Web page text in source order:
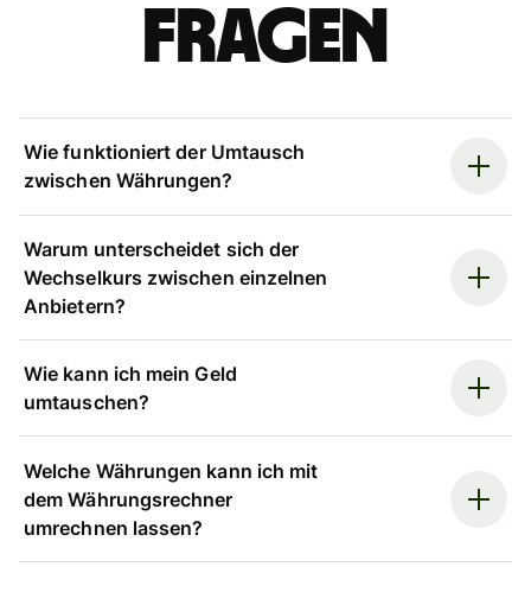
Fragen
Wie funktioniert der Umtausch
zwischen Währungen?
Warum unterscheidet sich der
Wechselkurs zwischen einzelnen
Anbietern?
Wie kann ich mein Geld
umtauschen?
Welche Währungen kann ich mit
dem Währungsrechner
umrechnen lassen?